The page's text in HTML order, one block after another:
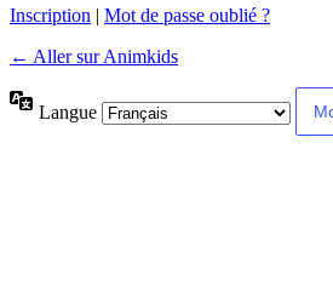
Inscription | Mot de passe oublié ?
← Aller sur Animkids
Langue